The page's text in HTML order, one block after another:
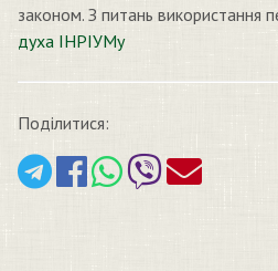
законом. З питань використання
духа ІНРІУМу
Поділитися: